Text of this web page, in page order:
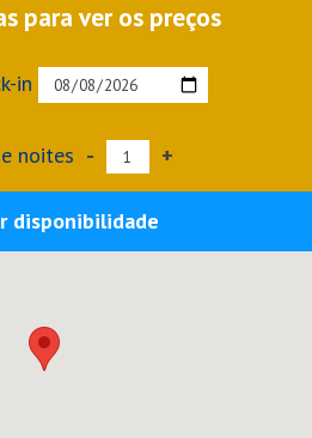
para ver os preços
in
noites - +
disponibilidade